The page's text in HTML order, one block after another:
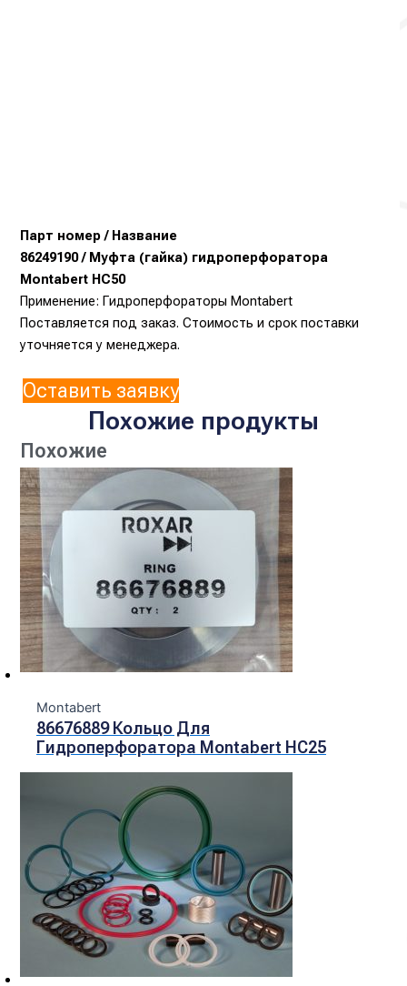
Парт номер / Название
86249190 / Муфта (гайка) гидроперфоратора
Montabert HC50
Применение: Гидроперфораторы Montabert
Поставляется под заказ. Стоимость и срок поставки
уточняется у менеджера.
Оставить заявку
Похожие продукты
Похожие
Montabert
86676889 Кольцо Для
Гидроперфоратора Montabert HC25